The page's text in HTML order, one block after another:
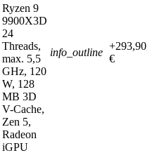
Ryzen 9
9900X3D
24
Threads,
max. 5,5
GHz, 120
W, 128
MB 3D
V-Cache,
Zen 5,
Radeon
iGPU
info_outline
+293,90
€